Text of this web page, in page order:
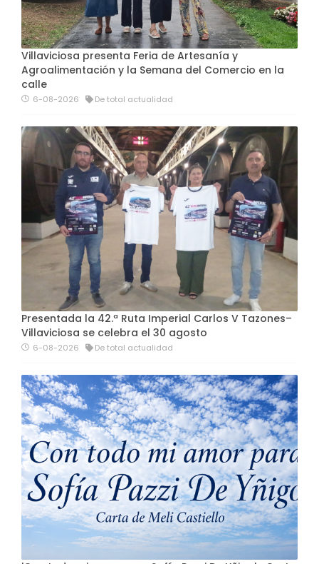
Villaviciosa presenta Feria de Artesanía y
Agroalimentación y la Semana del Comercio en la
calle
6-08-2026 De total actualidad
Presentada la 42.ª Ruta Imperial Carlos V Tazones–
Villaviciosa se celebra el 30 agosto
6-08-2026 De total actualidad